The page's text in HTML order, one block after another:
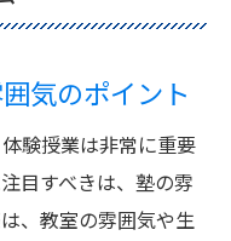
気のポイント
験授業は非常に重要
目すべきは、塾の雰
、教室の雰囲気や生